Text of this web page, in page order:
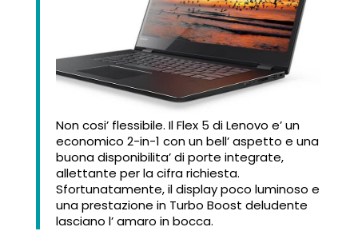
Non cosi’ flessibile. Il Flex 5 di Lenovo e’ un
economico 2-in-1 con un bell’ aspetto e una
buona disponibilita’ di porte integrate,
allettante per la cifra richiesta.
Sfortunatamente, il display poco luminoso e
una prestazione in Turbo Boost deludente
lasciano l’ amaro in bocca.